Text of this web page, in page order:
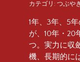
カテゴリ: つぶやき
1年、3年、5
が、10年・20
つ。実力に収
機、長期的に